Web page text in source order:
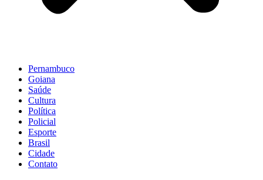
Pernambuco
Goiana
Saúde
Cultura
Política
Policial
Esporte
Brasil
Cidade
Contato